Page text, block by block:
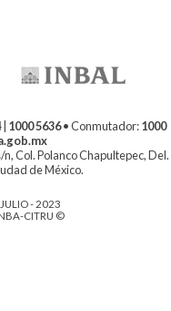
| 1000 5636• Conmutador:1000
Col. Polanco Chapultepec, Del.
de México.
- 2023
CITRU ©